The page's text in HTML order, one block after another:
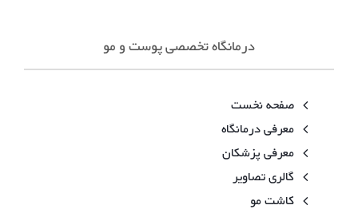
درمانگاه تخصصی پوست و مو
صفحه نخست
معرفی درمانگاه
معرفی پزشکان
گالری تصاویر
کاشت مو